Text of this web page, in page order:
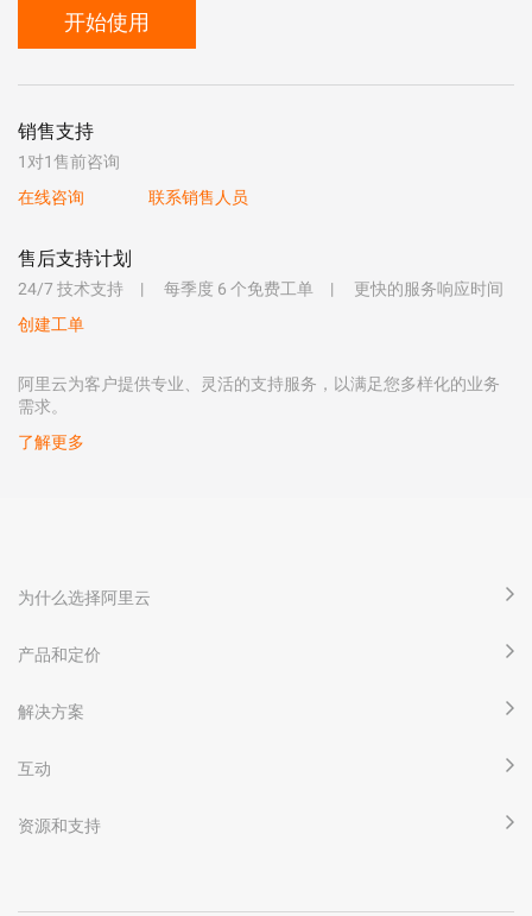
开始使用
销售支持
1对1售前咨询
在线咨询
联系销售人员
售后支持计划
24/7 技术支持 每季度 6 个免费工单
更快的服务响应时间
创建工单
阿里云为客户提供专业、灵活的支持服务，以满足您多样化的业务
需求。
了解更多
为什么选择阿里云
产品和定价
解决方案
互动
资源和支持